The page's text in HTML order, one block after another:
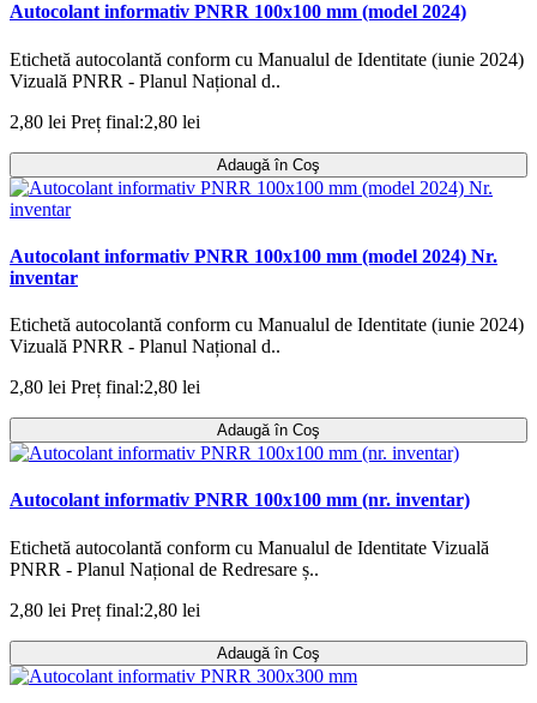
Autocolant informativ PNRR 100x100 mm (model 2024)
Etichetă autocolantă conform cu Manualul de Identitate (iunie 2024)
Vizuală PNRR - Planul Național d..
2,80 lei Preț final:2,80 lei
Adaugă în Coş
Autocolant informativ PNRR 100x100 mm (model 2024) Nr.
inventar
Etichetă autocolantă conform cu Manualul de Identitate (iunie 2024)
Vizuală PNRR - Planul Național d..
2,80 lei Preț final:2,80 lei
Adaugă în Coş
Autocolant informativ PNRR 100x100 mm (nr. inventar)
Etichetă autocolantă conform cu Manualul de Identitate Vizuală
PNRR - Planul Național de Redresare ș..
2,80 lei Preț final:2,80 lei
Adaugă în Coş